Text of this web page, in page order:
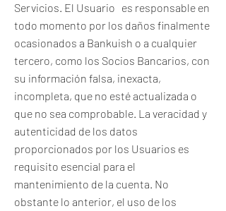
Servicios. El Usuario es responsable en
todo momento por los daños finalmente
ocasionados a Bankuish o a cualquier
tercero, como los Socios Bancarios, con
su información falsa, inexacta,
incompleta, que no esté actualizada o
que no sea comprobable. La veracidad y
autenticidad de los datos
proporcionados por los Usuarios es
requisito esencial para el
mantenimiento de la cuenta. No
obstante lo anterior, el uso de los